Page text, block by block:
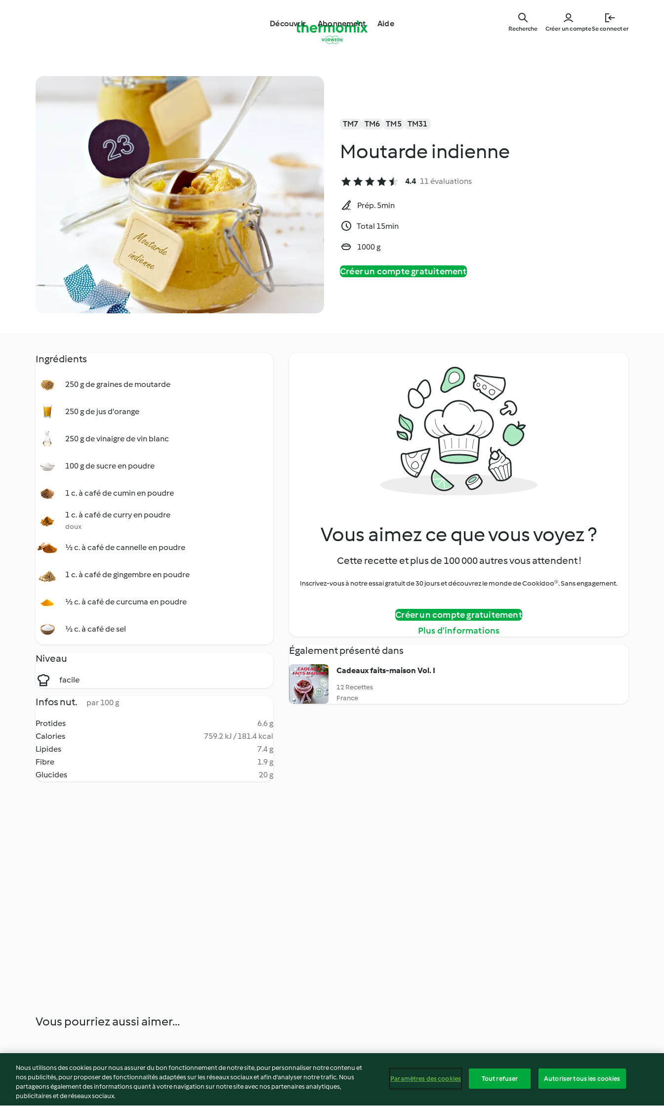
main
Découvrir Abonnement Aide
Créer un compteSe connecter
Recherche
TM7 TM6 TM5 TM31
Moutarde indienne
4.4 11 évaluations
Prép. 5min
Total 15min
1000 g
Créer un compte gratuitement
Ingrédients
250 g de graines de moutarde
250 g de jus d'orange
250 g de vinaigre de vin blanc
100 g de sucre en poudre
1 c. à café de cumin en poudre
1 c. à café de curry en poudre
doux
½ c. à café de cannelle en poudre
1 c. à café de gingembre en poudre
½ c. à café de curcuma en poudre
½ c. à café de sel
Niveau
facile
Infos nut. par 100 g
Protides
6.6 g
Calories
759.2 kJ / 181.4 kcal
Lipides
7.4 g
Fibre
1.9 g
Glucides
20 g
Vous aimez ce que vous voyez ?
Cette recette et plus de 100 000 autres vous attendent !
Inscrivez-vous à notre essai gratuit de 30 jours et découvrez le monde de Cookidoo®. Sans engagement.
Créer un compte gratuitement
Plus d’informations
Également présenté dans
Cadeaux faits-maison Vol. I
12 Recettes
France
Vous pourriez aussi aimer...
Nous utilisons des cookies pour nous assurer du bon fonctionnement de notre site, pour personnaliser notre contenu et
nos publicités, pour proposer des fonctionnalités adaptées sur les réseaux sociaux et afin d’analyser notre trafic. Nous
partageons également des informations quant à votre navigation sur notre site avec nos partenaires analytiques,
publicitaires et de réseaux sociaux.
Paramètres des cookies Tout refuser Autoriser tous les cookies